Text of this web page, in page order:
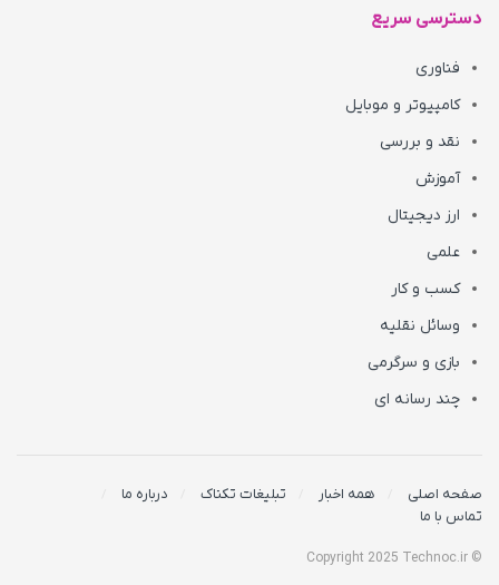
دسترسی سریع
فناوری
کامپیوتر و موبایل
نقد و بررسی
آموزش
ارز دیجیتال
علمی
کسب و کار
وسائل نقلیه
بازی و سرگرمی
چند رسانه ای
صفحه اصلی همه اخبار تبلیغات تکناک
درباره ما
تماس با ما
© Copyright 2025 Technoc.ir